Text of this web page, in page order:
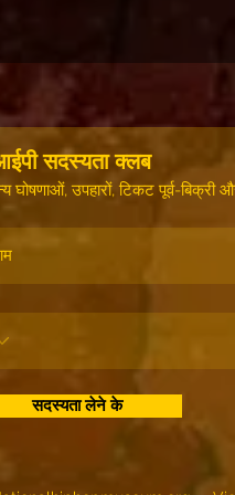
सदस्यता क्लब
घोषणाओं, उपहारों, टिकट पूर्व-
सदस्यता लेने के